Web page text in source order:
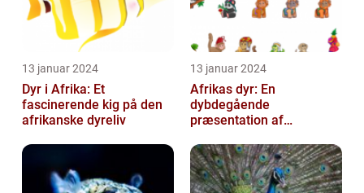
13 januar 2024
Dyr i Afrika: Et
fascinerende kig på den
afrikanske dyreliv
13 januar 2024
Afrikas dyr: En
dybdegående
præsentation af
dyreliv